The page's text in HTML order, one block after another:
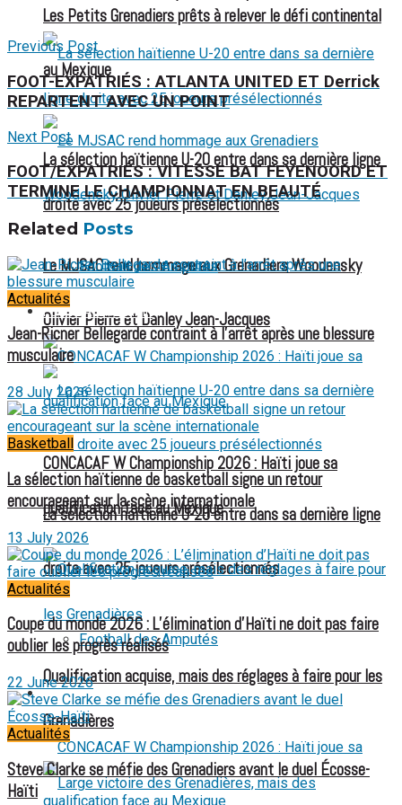
Les Petits Grenadiers prêts à relever le défi continental
au Mexique
Le MJSAC rend hommage aux Grenadiers Woodensky
Olivier Pierre et Danley Jean-Jacques
La sélection haïtienne U-20 entre dans sa dernière ligne
droite avec 25 joueurs présélectionnés
Football des Amputés
FOOTBALL FÉMININ
La sélection haïtienne U-20 entre dans sa dernière ligne
droite avec 25 joueurs présélectionnés
Football des Amputés
FOOTBALL FÉMININ
CONCACAF W Championship 2026 : Haïti joue sa
qualification face au Mexique
Qualification acquise, mais des réglages à faire pour les
Grenadières
Previous Post
FOOT-EXPATRIÉS : ATLANTA UNITED ET Derrick
REPARTENT AVEC UN POINT
Next Post
FOOT/EXPATRIÉS : VITESSE BAT FEYENOORD ET
TERMINE LE CHAMPIONNAT EN BEAUTÉ
Related Posts
Actualités
Jean-Ricner Bellegarde contraint à l’arrêt après une blessure
musculaire
28 July 2026
Basketball
La sélection haïtienne de basketball signe un retour
encourageant sur la scène internationale
13 July 2026
Actualités
Coupe du monde 2026 : L’élimination d’Haïti ne doit pas faire
oublier les progrès réalisés
22 June 2026
Actualités
Steve Clarke se méfie des Grenadiers avant le duel Écosse-
Haïti